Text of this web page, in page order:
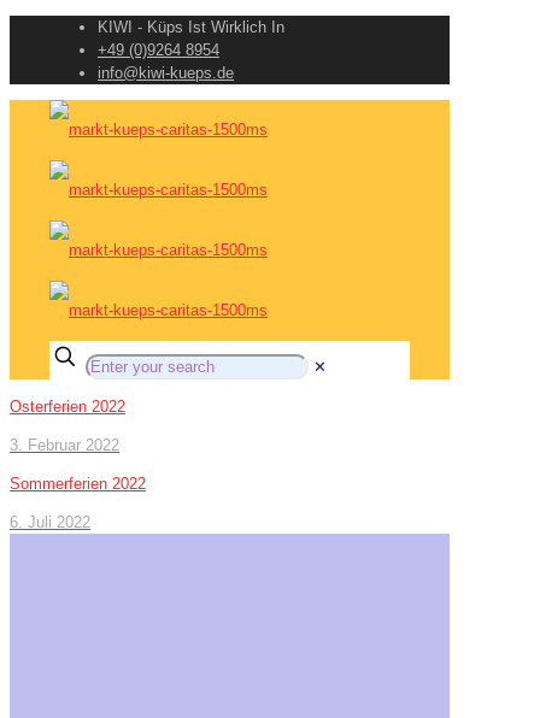
KIWI - Küps Ist Wirklich In
+49 (0)9264 8954
info@kiwi-kueps.de
✕
Osterferien 2022
3. Februar 2022
Sommerferien 2022
6. Juli 2022